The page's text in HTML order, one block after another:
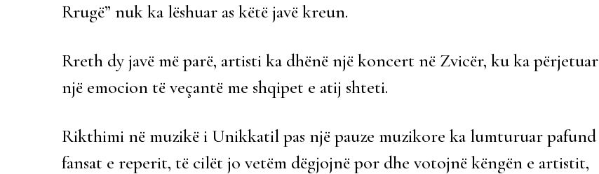
Rrugë” nuk ka lëshuar as këtë javë kreun.
Rreth dy javë më parë, artisti ka dhënë një koncert në Zvicër, ku ka përjetuar
një emocion të veçantë me shqipet e atij shteti.
Rikthimi në muzikë i Unikkatil pas një pauze muzikore ka lumturuar pafund
fansat e reperit, të cilët jo vetëm dëgjojnë por dhe votojnë këngën e artistit,